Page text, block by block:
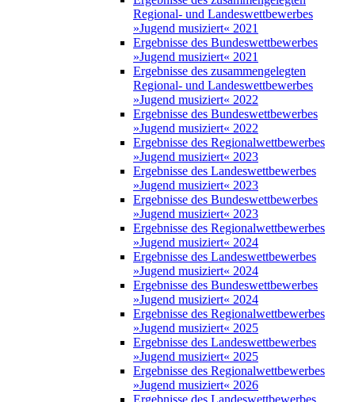
Regional- und Landeswettbewerbes
»Jugend musiziert« 2021
Ergebnisse des Bundeswettbewerbes
»Jugend musiziert« 2021
Ergebnisse des zusammengelegten
Regional- und Landeswettbewerbes
»Jugend musiziert« 2022
Ergebnisse des Bundeswettbewerbes
»Jugend musiziert« 2022
Ergebnisse des Regionalwettbewerbes
»Jugend musiziert« 2023
Ergebnisse des Landeswettbewerbes
»Jugend musiziert« 2023
Ergebnisse des Bundeswettbewerbes
»Jugend musiziert« 2023
Ergebnisse des Regionalwettbewerbes
»Jugend musiziert« 2024
Ergebnisse des Landeswettbewerbes
»Jugend musiziert« 2024
Ergebnisse des Bundeswettbewerbes
»Jugend musiziert« 2024
Ergebnisse des Regionalwettbewerbes
»Jugend musiziert« 2025
Ergebnisse des Landeswettbewerbes
»Jugend musiziert« 2025
Ergebnisse des Regionalwettbewerbes
»Jugend musiziert« 2026
Ergebnisse des Landeswettbewerbes